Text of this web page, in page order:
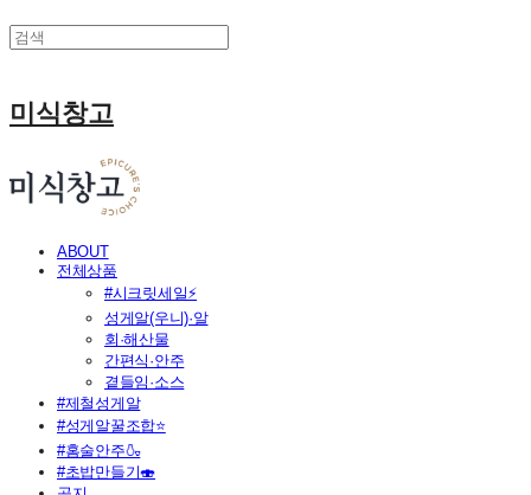
미식창고
ABOUT
전체상품
#시크릿세일⚡
성게알(우니)·알
회·해산물
간편식·안주
곁들임·소스
#제철성게알
#성게알꿀조합⭐
#홈술안주🍶
#초밥만들기🍣